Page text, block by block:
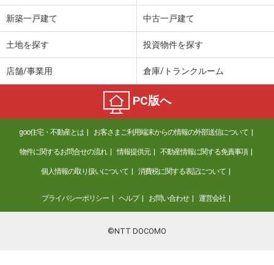
新築一戸建て 中古一戸建て
土地を探す 投資物件を探す
店舗/事業用 倉庫/トランクルーム
PC版へ
goo住宅・不動産とは お客さまご利用端末からの情報の外部送信について
物件に関するお問合せの流れ 情報提供元 不動産情報に関する免責事項
個人情報の取り扱いについて 消費税に関する表記について
プライバシーポリシー ヘルプ お問い合わせ 運営会社
©NTT DOCOMO